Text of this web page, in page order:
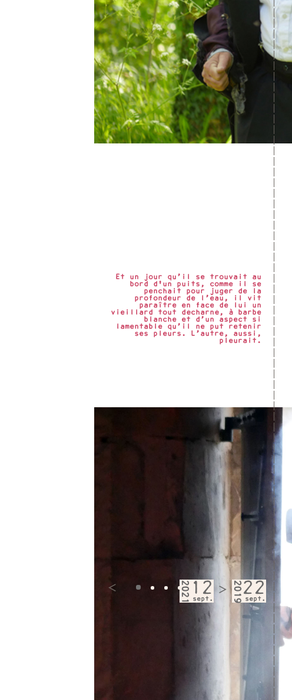
Et un jour qu’il se trouvait au
bord d'un puits, comme il se
penchait pour juger de la
profondeur de l’eau, il vit
paraître en face de lui un
vieillard tout décharné, à barbe
blanche et d’un aspect si
lamentable qu’il ne put retenir
ses pleurs. L’autre, aussi,
pleurait.
< 2021 12
sept.
> 201922
sept.